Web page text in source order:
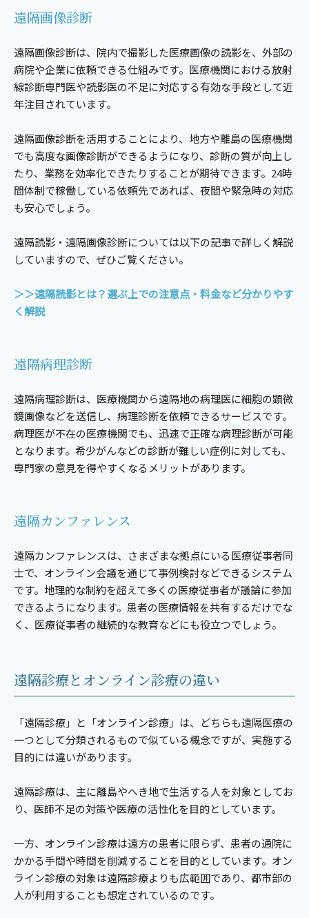
遠隔画像診断
遠隔画像診断は、院内で撮影した医療画像の読影を、外部の
病院や企業に依頼できる仕組みです。医療機関における放射
線診断専門医や読影医の不足に対応する有効な手段として近
年注目されています。
遠隔画像診断を活用することにより、地方や離島の医療機関
でも高度な画像診断ができるようになり、診断の質が向上し
たり、業務を効率化できたりすることが期待できます。24時
間体制で稼働している依頼先であれば、夜間や緊急時の対応
も安心でしょう。
遠隔読影・遠隔画像診断については以下の記事で詳しく解説
していますので、ぜひご覧ください。
＞＞遠隔読影とは？選ぶ上での注意点・料金など分かりやす
く解説
遠隔病理診断
遠隔病理診断は、医療機関から遠隔地の病理医に細胞の顕微
鏡画像などを送信し、病理診断を依頼できるサービスです。
病理医が不在の医療機関でも、迅速で正確な病理診断が可能
となります。希少がんなどの診断が難しい症例に対しても、
専門家の意見を得やすくなるメリットがあります。
遠隔カンファレンス
遠隔カンファレンスは、さまざまな拠点にいる医療従事者同
士で、オンライン会議を通じて事例検討などできるシステム
です。地理的な制約を超えて多くの医療従事者が議論に参加
できるようになります。患者の医療情報を共有するだけでな
く、医療従事者の継続的な教育などにも役立つでしょう。
遠隔診療とオンライン診療の違い
「遠隔診療」と「オンライン診療」は、どちらも遠隔医療の
一つとして分類されるもので似ている概念ですが、実施する
目的には違いがあります。
遠隔診療は、主に離島やへき地で生活する人を対象としてお
り、医師不足の対策や医療の活性化を目的としています。
一方、オンライン診療は遠方の患者に限らず、患者の通院に
かかる手間や時間を削減することを目的としています。オン
ライン診療の対象は遠隔診療よりも広範囲であり、都市部の
人が利用することも想定されているのです。